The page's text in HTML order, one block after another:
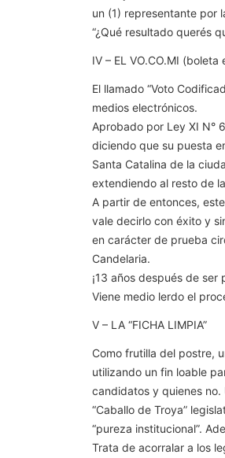
un (1) representante por
“¿Qué resultado querés
IV – EL VO.CO.MI (boleta
El llamado “Voto
medios electrónicos.
Aprobado por Ley XI N°
diciendo que su puesta
Santa Catalina de la
extendiendo al resto de
A partir de entonces,
vale decirlo con éxito y
en carácter de prueba
Candelaria.
¡13 años después de
Viene medio lerdo el
V – LA “FICHA LIMPIA”
Como frutilla del postre,
utilizando un fin loable
candidatos y quienes
“Caballo de Troya”
“pureza institucional”.
Trata de acorralar a los